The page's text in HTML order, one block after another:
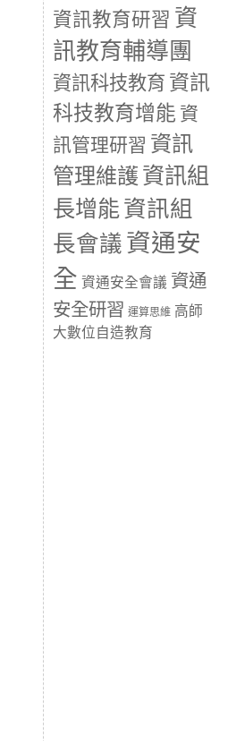
資訊教育研習 資
訊教育輔導團
資訊科技教育 資訊
科技教育增能 資
訊管理研習 資訊
管理維護 資訊組
長增能資訊組
長會議 資通安
全 資通安全會議 資通
安全研習 運算思維 高師
大數位自造教育